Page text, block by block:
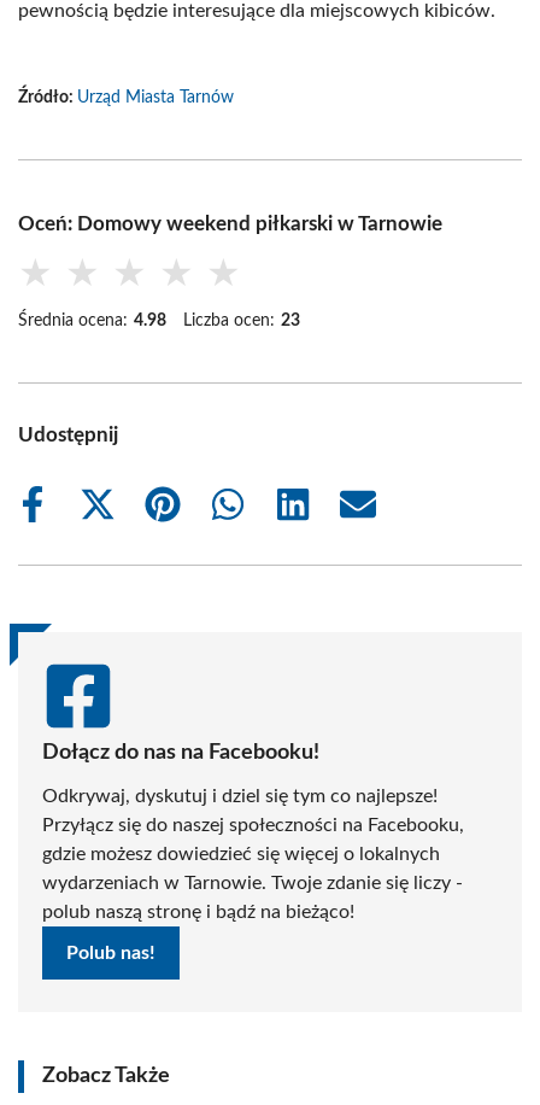
pewnością będzie interesujące dla miejscowych kibiców.
Źródło: Urząd Miasta Tarnów
Oceń: Domowy weekend piłkarski w Tarnowie
★ ★ ★ ★ ★
Średnia ocena: 4.98 Liczba ocen: 23
Udostępnij
Share
Share
(Twitter)
Share
Share
Share
Share
Dołącz do nas na Facebooku!
Odkrywaj, dyskutuj i dziel się tym co najlepsze!
Przyłącz się do naszej społeczności na Facebooku,
gdzie możesz dowiedzieć się więcej o lokalnych
wydarzeniach w Tarnowie. Twoje zdanie się liczy -
polub naszą stronę i bądź na bieżąco!
Polub nas!
Zobacz Także